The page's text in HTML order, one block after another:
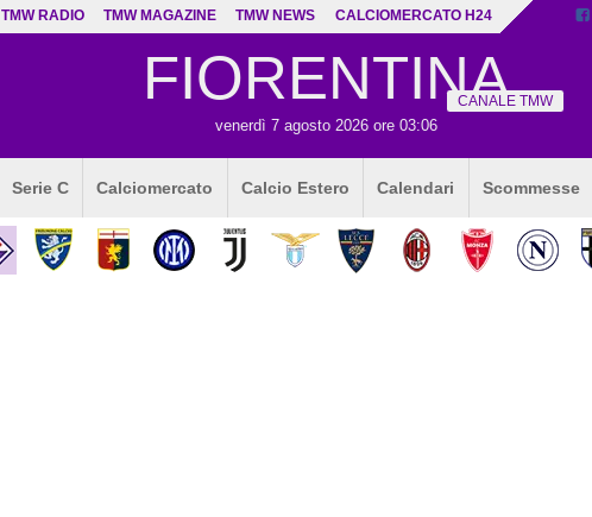
TMW RADIO TMW MAGAZINE TMW NEWS CALCIOMERCATO H24
FIORENTINA
venerdì 7 agosto 2026 ore 03:06
CANALE TMW
Serie C Calciomercato Calcio Estero Calendari Scommesse